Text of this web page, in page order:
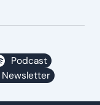
Podcast
Newsletter